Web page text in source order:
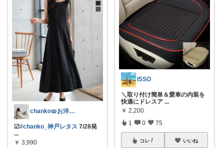
chanko🥨お洋服/出産準備💗
☑︎#chanko_神戸レタス 7/28発
...
￥ 3,990
ISSO
＼取り付け簡単＆愛車の内装を
快適にドレスア ...
￥ 2,200
1 0 75
コレ いいね